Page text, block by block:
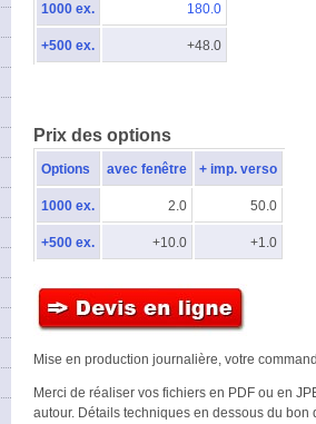
1000 ex. 180.0
+500 ex. +48.0
Prix des options
Options avec fenêtre + imp. verso
1000 ex. 2.0 50.0
+500 ex. +10.0 +1.0
Mise en production journalière, votre
Merci de réaliser vos fichiers en PDF ou en
autour. Détails techniques en dessous du